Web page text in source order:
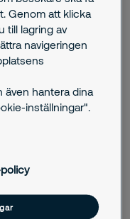
Genom att klicka
till lagring av
navigeringen
även hantera dina
inställningar".